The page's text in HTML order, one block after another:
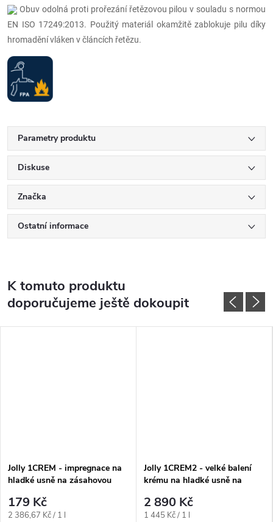
Obuv odolná proti prořezání řetězovou pilou v souladu s normou
EN ISO 17249:2013. Použitý materiál okamžitě zablokuje pilu díky
hromadění vláken v článcích řetězu.
Parametry produktu
Diskuse
Značka
Ostatní informace
K tomuto produktu
doporučujeme ještě dokoupit
Jolly 1CREM - impregnace na
hladké usně na zásahovou
179 Kč
Měrná
2 386,67 Kč / 1 l
Jolly 1CREM2 - velké balení
krému na hladké usně na
2 890 Kč
Měrná
1 445 Kč / 1 l